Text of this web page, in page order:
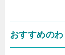
おすすめの